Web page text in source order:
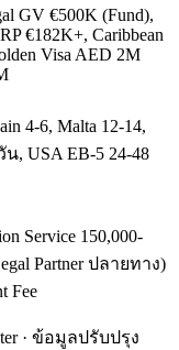
GV €500K (Fund),
€182K+, Caribbean
Visa AED 2M
4-6, Malta 12-14,
น, USA EB-5 24-48
Service 150,000-
Partner ปลายทาง)
Fee
· ข้อมูลปรับปรุง